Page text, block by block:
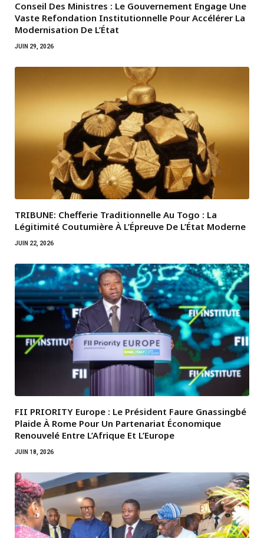
Conseil Des Ministres : Le Gouvernement Engage Une
Vaste Refondation Institutionnelle Pour Accélérer La
Modernisation De L’État
JUIN 29, 2026
TRIBUNE: Chefferie Traditionnelle Au Togo : La
Légitimité Coutumière À L’Épreuve De L’État Moderne
JUIN 22, 2026
FII PRIORITY Europe : Le Président Faure Gnassingbé
Plaide À Rome Pour Un Partenariat Économique
Renouvelé Entre L’Afrique Et L’Europe
JUIN 18, 2026